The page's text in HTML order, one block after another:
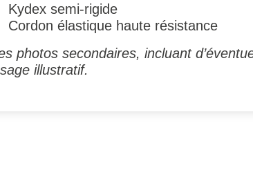
Kydex semi-rigide
Cordon élastique haute résistance
photos secondaires, incluant
illustratif.